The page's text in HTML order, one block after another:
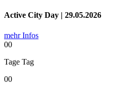
Active City Day | 29.05.2026
mehr Infos
00
Tage Tag
00